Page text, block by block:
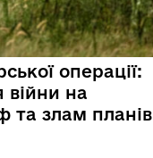
операції:
війни на
та злам планів